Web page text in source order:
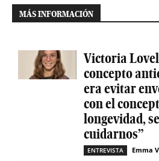
MÁS INFORMACIÓN
Victoria
concepto
era evitar
con el
longevidad,
cuidarnos”
ENTREVISTA Emma